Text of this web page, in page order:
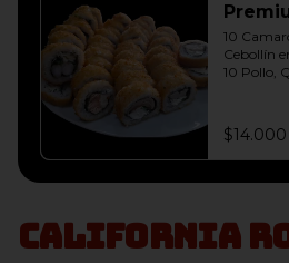
10
Cebollín
10
Cebollín
10
Cebollín
10 Pollo,
Cebollín
10
Cebollín
$14.000
California